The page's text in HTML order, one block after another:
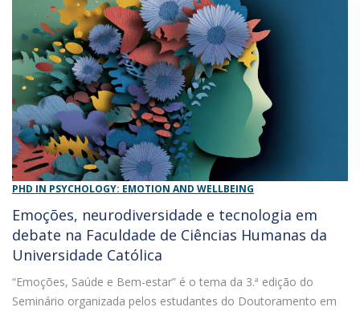
PHD IN PSYCHOLOGY: EMOTION AND WELLBEING
Emoções, neurodiversidade e tecnologia em
debate na Faculdade de Ciências Humanas da
Universidade Católica
“Emoções, Saúde e Bem-estar” é o tema da 3.ª edição do
Seminário organizada pelos estudantes do Doutoramento em